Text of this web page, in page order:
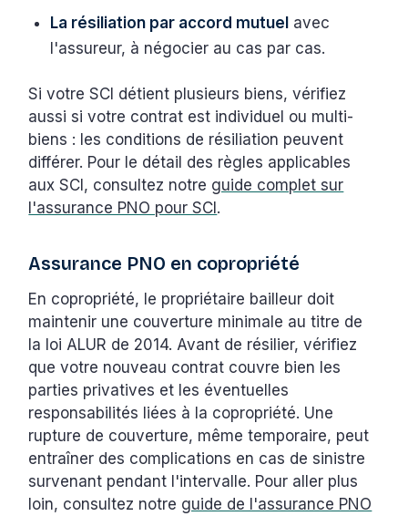
La résiliation par accord mutuel avec
l'assureur, à négocier au cas par cas.
Si votre SCI détient plusieurs biens, vérifiez
aussi si votre contrat est individuel ou multi-
biens : les conditions de résiliation peuvent
différer. Pour le détail des règles applicables
aux SCI, consultez notre guide complet sur
l'assurance PNO pour SCI.
Assurance PNO en copropriété
En copropriété, le propriétaire bailleur doit
maintenir une couverture minimale au titre de
la loi ALUR de 2014. Avant de résilier, vérifiez
que votre nouveau contrat couvre bien les
parties privatives et les éventuelles
responsabilités liées à la copropriété. Une
rupture de couverture, même temporaire, peut
entraîner des complications en cas de sinistre
survenant pendant l'intervalle. Pour aller plus
loin, consultez notre guide de l'assurance PNO